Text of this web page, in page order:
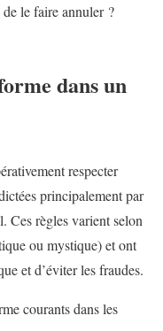
le faire annuler ?
dans un
respecter
principalement par
Ces règles varient selon
ou mystique) et ont
et d’éviter les fraudes.
courants dans les